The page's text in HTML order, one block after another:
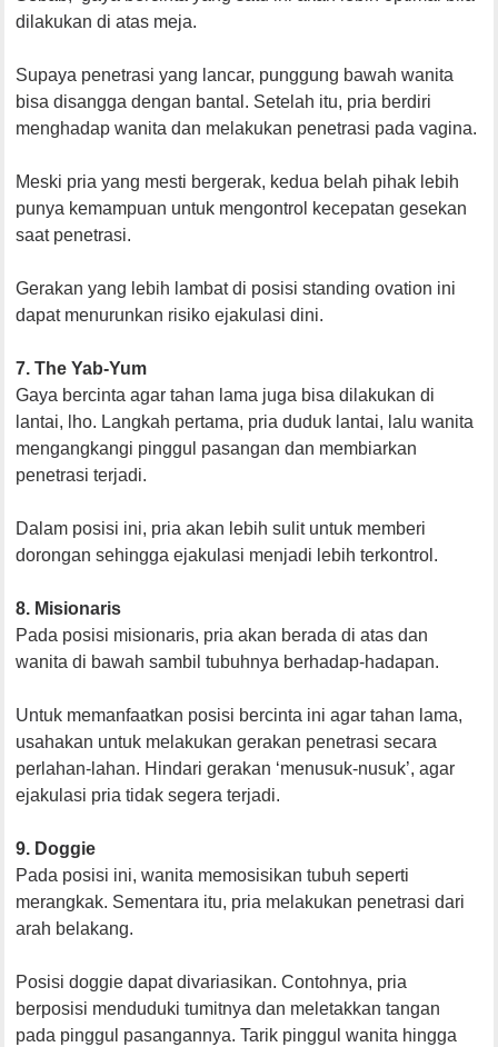
dilakukan di atas meja.
Supaya penetrasi yang lancar, punggung bawah wanita
bisa disangga dengan bantal. Setelah itu, pria berdiri
menghadap wanita dan melakukan penetrasi pada vagina.
Meski pria yang mesti bergerak, kedua belah pihak lebih
punya kemampuan untuk mengontrol kecepatan gesekan
saat penetrasi.
Gerakan yang lebih lambat di posisi standing ovation ini
dapat menurunkan risiko ejakulasi dini.
7. The Yab-Yum
Gaya bercinta agar tahan lama juga bisa dilakukan di
lantai, lho. Langkah pertama, pria duduk lantai, lalu wanita
mengangkangi pinggul pasangan dan membiarkan
penetrasi terjadi.
Dalam posisi ini, pria akan lebih sulit untuk memberi
dorongan sehingga ejakulasi menjadi lebih terkontrol.
8. Misionaris
Pada posisi misionaris, pria akan berada di atas dan
wanita di bawah sambil tubuhnya berhadap-hadapan.
Untuk memanfaatkan posisi bercinta ini agar tahan lama,
usahakan untuk melakukan gerakan penetrasi secara
perlahan-lahan. Hindari gerakan ‘menusuk-nusuk’, agar
ejakulasi pria tidak segera terjadi.
9. Doggie
Pada posisi ini, wanita memosisikan tubuh seperti
merangkak. Sementara itu, pria melakukan penetrasi dari
arah belakang.
Posisi doggie dapat divariasikan. Contohnya, pria
berposisi menduduki tumitnya dan meletakkan tangan
pada pinggul pasangannya. Tarik pinggul wanita hingga